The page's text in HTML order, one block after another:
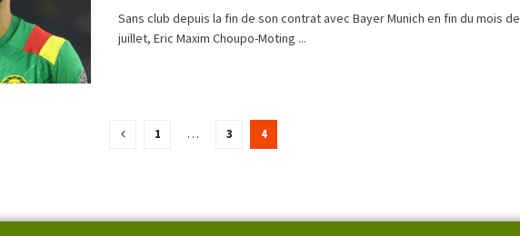
Sans club depuis la fin de son contrat avec Bayer Munich en fin du mois de
juillet, Eric Maxim Choupo-Moting ...
1 … 3 4